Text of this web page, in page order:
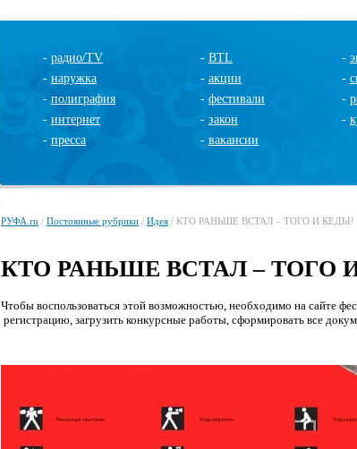
- радио/TV
- наружка
- полиграфия
- интернет
- пресса
- BTL
- акции
- фестивали
- закон
- вакансии
-
-
-
-
РУФА.ru / Постоянные рубрики / Идея / КТО РАНЬШЕ ВСТАЛ – ТОГО И КЕДЫ!
КТО РАНЬШЕ ВСТАЛ – ТОГО
Чтобы воспользоваться этой возможностью, необходимо на сайте
регистрацию, загрузить конкурсные работы, сформировать все